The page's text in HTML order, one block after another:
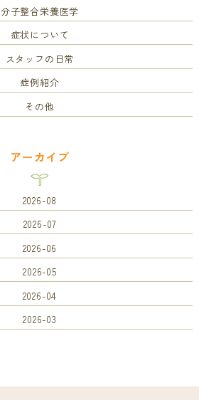
分子整合栄養医学
症状について
スタッフの日常
症例紹介
その他
アーカイブ
2026-08
2026-07
2026-06
2026-05
2026-04
2026-03